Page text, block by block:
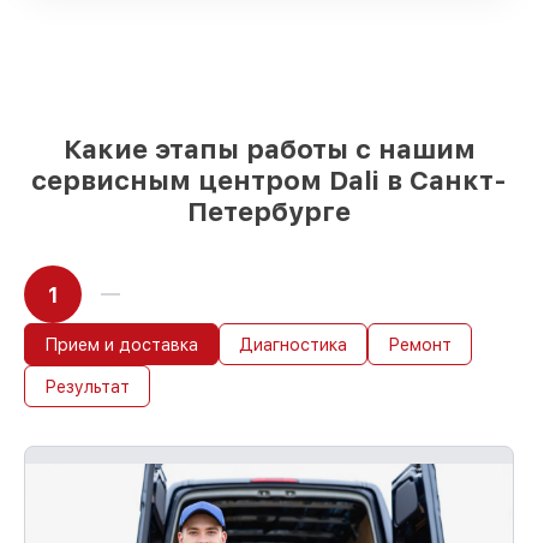
Какие этапы работы с нашим
сервисным центром Dali в Санкт-
Петербурге
1
Прием и доставка Диагностика Ремонт
Результат